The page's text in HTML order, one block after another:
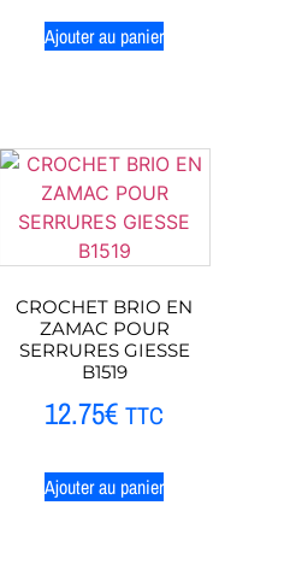
Ajouter au panier
CROCHET BRIO EN
ZAMAC POUR
SERRURES GIESSE
B1519
12.75€ TTC
Ajouter au panier